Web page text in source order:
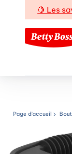
🍋 Les
Chemin
Page d’accueil